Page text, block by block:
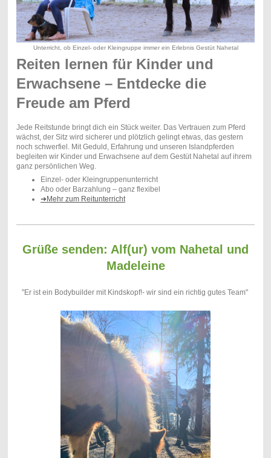
Unterricht, ob Einzel- oder Kleingruppe immer ein Erlebnis Gestüt Nahetal
Reiten lernen für Kinder und
Erwachsene – Entdecke die
Freude am Pferd
Jede Reitstunde bringt dich ein Stück weiter. Das Vertrauen zum Pferd
wächst, der Sitz wird sicherer und plötzlich gelingt etwas, das gestern
noch schwerfiel. Mit Geduld, Erfahrung und unseren Islandpferden
begleiten wir Kinder und Erwachsene auf dem Gestüt Nahetal auf ihrem
ganz persönlichen Weg.
Einzel- oder Kleingruppenunterricht
Abo oder Barzahlung – ganz flexibel
➜Mehr zum Reitunterricht
Grüße senden: Alf(ur) vom Nahetal und
Madeleine
"Er ist ein Bodybuilder mit Kindskopf!- wir sind ein richtig gutes Team"